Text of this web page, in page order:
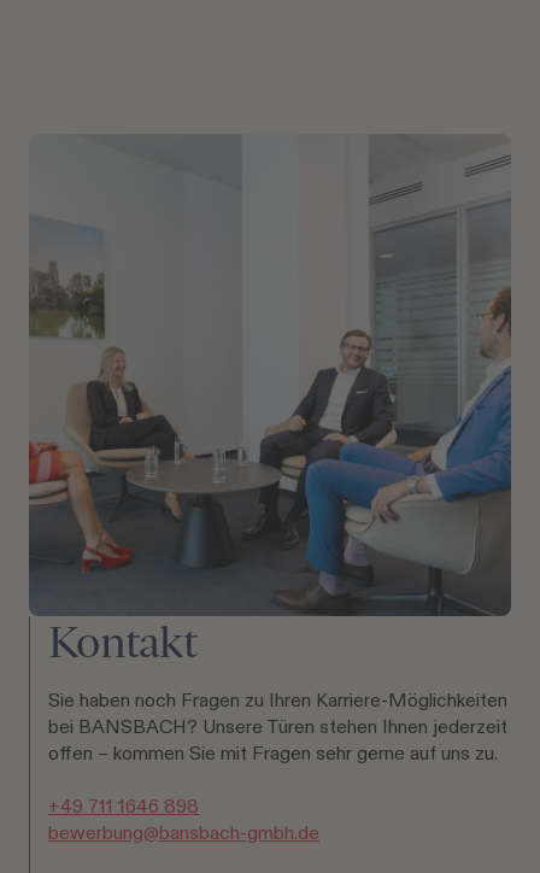
Kontakt
Sie haben noch Fragen zu Ihren Karriere-Möglichkeiten
bei BANSBACH? Unsere Türen stehen Ihnen jederzeit
offen – kommen Sie mit Fragen sehr gerne auf uns zu.
+49 711 1646 898
bewerbung@bansbach-gmbh.de